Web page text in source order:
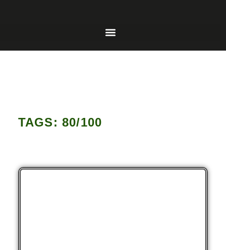
TAGS: 80/100